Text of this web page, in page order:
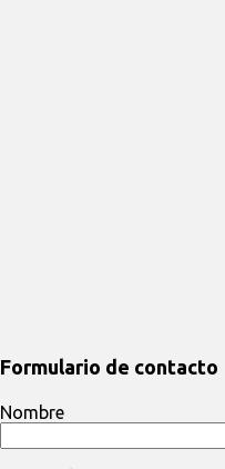
Formulario de contacto
Nombre